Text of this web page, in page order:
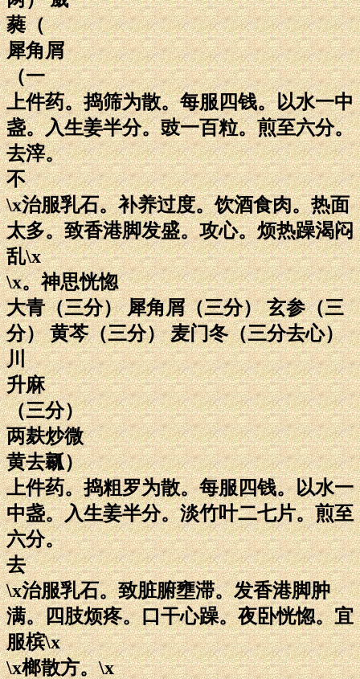
蕤（
犀角屑
（一
上件药。捣筛为散。每服四钱。以水一中
盏。入生姜半分。豉一百粒。煎至六分。
去滓。
不
\x治服乳石。补养过度。饮酒食肉。热面
太多。致香港脚发盛。攻心。烦热躁渴闷
乱\x
\x。神思恍惚
大青（三分） 犀角屑（三分） 玄参（三
分） 黄芩（三分） 麦门冬（三分去心）
川
升麻
（三分）
两麸炒微
黄去瓤）
上件药。捣粗罗为散。每服四钱。以水一
中盏。入生姜半分。淡竹叶二七片。煎至
六分。
去
\x治服乳石。致脏腑壅滞。发香港脚肿
满。四肢烦疼。口干心躁。夜卧恍惚。宜
服槟\x
\x榔散方。\x